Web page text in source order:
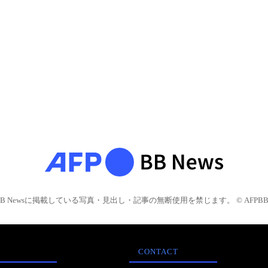
Newsに掲載している写真・見出し・記事の無断使用を禁じます。 © AFPBB
CONTACT